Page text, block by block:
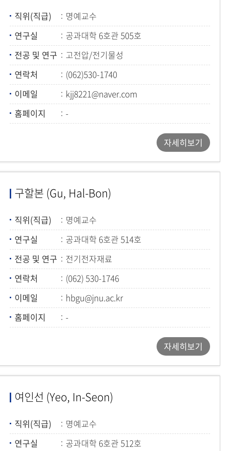
직위(직급)
명예교수
연구실
공과대학 6호관 505호
전공 및 연구
고전압/전기물성
연락처
(062)530-1740
이메일
kjj8221@naver.com
홈페이지
-
자세히보기
구할본 (Gu, Hal-Bon)
직위(직급)
명예교수
연구실
공과대학 6호관 514호
전공 및 연구
전기전자재료
연락처
(062) 530-1746
이메일
hbgu@jnu.ac.kr
홈페이지
-
자세히보기
여인선 (Yeo, In-Seon)
직위(직급)
명예교수
연구실
공과대학 6호관 512호